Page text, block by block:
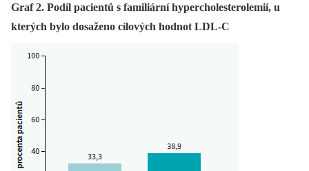
Graf 2. Podíl pacientů s familiární hypercholesterolemií, u
kterých bylo dosaženo cílových hodnot LDL-C